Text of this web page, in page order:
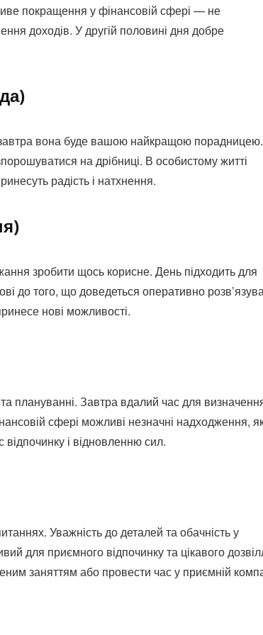
покращення у фінансовій сфері — не
доходів. У другій половині дня добре
вона буде вашою найкращою
на дрібниці. В особистому житті
радість і натхнення.
зробити щось корисне. День підходить для
до того, що доведеться оперативно
нові можливості.
плануванні. Завтра вдалий час для
сфері можливі незначні надходження,
відпочинку і відновленню сил.
Уважність до деталей та обачність у
для приємного відпочинку та цікавого
заняттям або провести час у приємній